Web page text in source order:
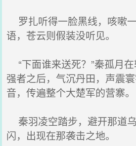
罗扎听得一脸黑线，咳嗽
语，苍云则假装没听见。
“下面谁来送死？”秦孤月
强者之后，气沉丹田，声震
音，传遍整个大楚军的营寨。
秦羽凌空踏步，避开那道
闪，出现在那袭击之地。